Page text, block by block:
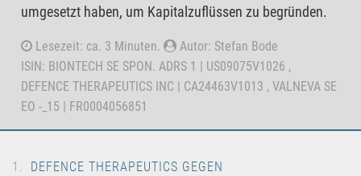
umgesetzt haben, um Kapitalzuflüssen zu begründen.
Lesezeit: ca. 3 Minuten.
Autor: Stefan Bode
ISIN: BIONTECH SE SPON. ADRS 1 | US09075V1026 ,
DEFENCE THERAPEUTICS INC | CA24463V1013 , VALNEVA SE
EO -_15 | FR0004056851
DEFENCE THERAPEUTICS GEGEN